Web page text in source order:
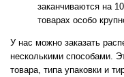
заканчиваются на
товарах особо
У нас можно заказать
несколькими способами.
товара, типа упаковки и